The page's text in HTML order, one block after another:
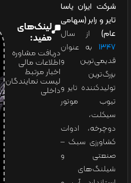
شرکت ایران یاسا
تایر و رابر (سهامی
عام) از سال
۱۳۴۷ به عنوان
قدیمی‌ترین و
بزرگ‌ترین
تولیدکننده تایر و
تیوب موتور
سیکلت،
دوچرخه، ادوات
کشاورزی سبک –
صنعتی و
شیلنگ‌های
لینک‌های
مفید:
دریافت مشاوره
اطلاعات مالی
اخبار مرتبط
لیست نمایندگان
داخلی